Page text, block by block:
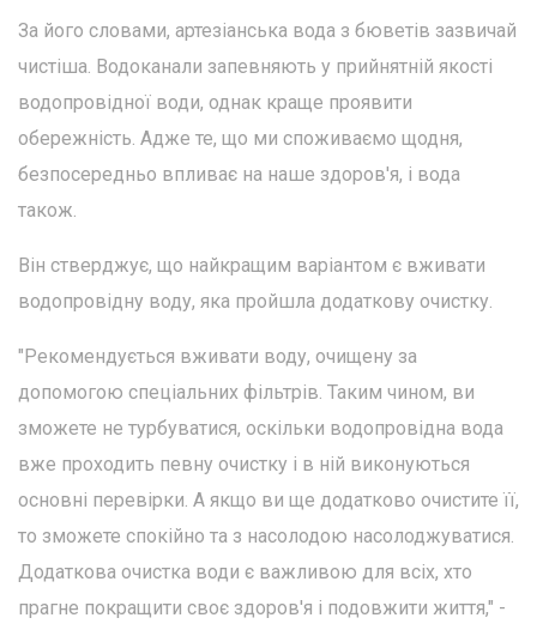
За його словами, артезіанська вода з бюветів зазвичай
чистіша. Водоканали запевняють у прийнятній якості
водопровідної води, однак краще проявити
обережність. Адже те, що ми споживаємо щодня,
безпосередньо впливає на наше здоров'я, і вода
також.
Він стверджує, що найкращим варіантом є вживати
водопровідну воду, яка пройшла додаткову очистку.
"Рекомендується вживати воду, очищену за
допомогою спеціальних фільтрів. Таким чином, ви
зможете не турбуватися, оскільки водопровідна вода
вже проходить певну очистку і в ній виконуються
основні перевірки. А якщо ви ще додатково очистите її,
то зможете спокійно та з насолодою насолоджуватися.
Додаткова очистка води є важливою для всіх, хто
прагне покращити своє здоров'я і подовжити життя," -